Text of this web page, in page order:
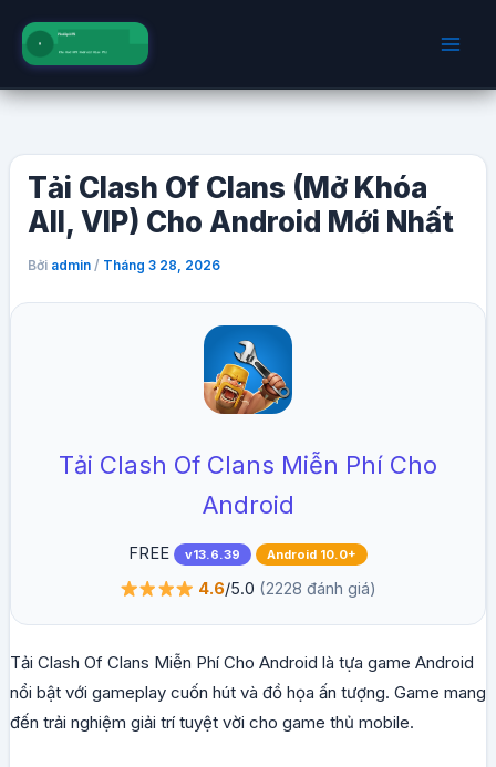
dung
Tải Clash Of Clans (Mở Khóa
All, VIP) Cho Android Mới Nhất
Bởi admin / Tháng 3 28, 2026
Tải Clash Of Clans Miễn Phí Cho
Android
FREE v13.6.39 Android 10.0+
4.6/5.0 (2228 đánh giá)
Tải Clash Of Clans Miễn Phí Cho Android là tựa game Android
nổi bật với gameplay cuốn hút và đồ họa ấn tượng. Game mang
đến trải nghiệm giải trí tuyệt vời cho game thủ mobile.